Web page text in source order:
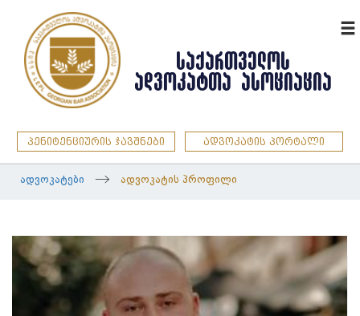
ᲡᲐᲥᲐᲠᲗᲕᲔᲚᲝᲡ
ᲐᲓᲕᲝᲙᲐᲢᲗᲐ ᲐᲡᲝᲪᲘᲐᲪᲘᲐ
პენიტენციურის ჯავშნები ადვოკატის პორტალი
ადვოკატები ადვოკატის პროფილი